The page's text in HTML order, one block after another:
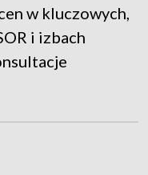
w kluczowych,
i izbach